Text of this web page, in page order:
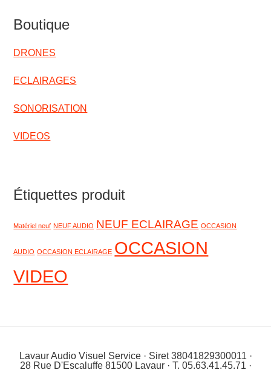
Boutique
DRONES
ECLAIRAGES
SONORISATION
VIDEOS
Étiquettes produit
Matériel neuf NEUF AUDIO NEUF ECLAIRAGE OCCASION
AUDIO OCCASION ECLAIRAGE OCCASION
VIDEO
Lavaur Audio Visuel Service · Siret 38041829300011 ·
28 Rue D'Escaluffe 81500 Lavaur · T. 05.63.41.45.71 ·